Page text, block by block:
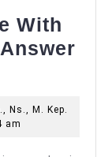
With
Ns., M. Kep.
am